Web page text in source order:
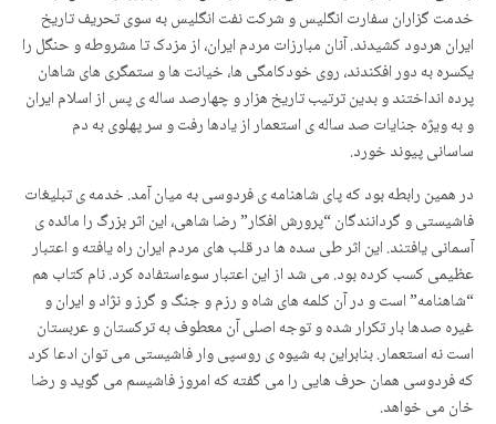
خدمت گزاران سفارت انگلیس و شرکت نفت انگلیس به سوی تحریف تاریخ
ایران هردود کشیدند. آنان مبارزات مردم ایران، از مزدک تا مشروطه و حنگل را
یکسره به دور افکندند، روی خودکامگی ها، خیانت ها و ستمگری های شاهان
پرده انداختند و بدین ترتیب تاریخ هزار و چهارصد ساله ی پس از اسلام ایران
و به ویژه جنایات صد ساله ی استعمار از یادها رفت و سر پهلوی به دم
ساسانی پیوند خورد.
در همین رابطه بود که پای شاهنامه ی فردوسی به میان آمد. خدمه ی تبلیغات
فاشیستی و گردانندگان “پرورش افکار” رضا شاهی، این اثر بزرگ را مائده ی
آسمانی یافتند. این اثر طی سده ها در قلب های مردم ایران راه یافته و اعتبار
عظیمی کسب کرده بود. می شد از این اعتبار سوءاستفاده کرد. نام کتاب هم
“شاهنامه” است و در آن کلمه های شاه و رزم و جنگ و گرز و نژاد و ایران و
غیره صدها بار تکرار شده و توجه اصلی آن معطوف به ترکستان و عربستان
است نه استعمار. بنابراین به شیوه ی روسپی وار فاشیستی می توان ادعا کرد
که فردوسی همان حرف هایی را می گفته که امروز فاشیسم می گوید و رضا
خان می خواهد.